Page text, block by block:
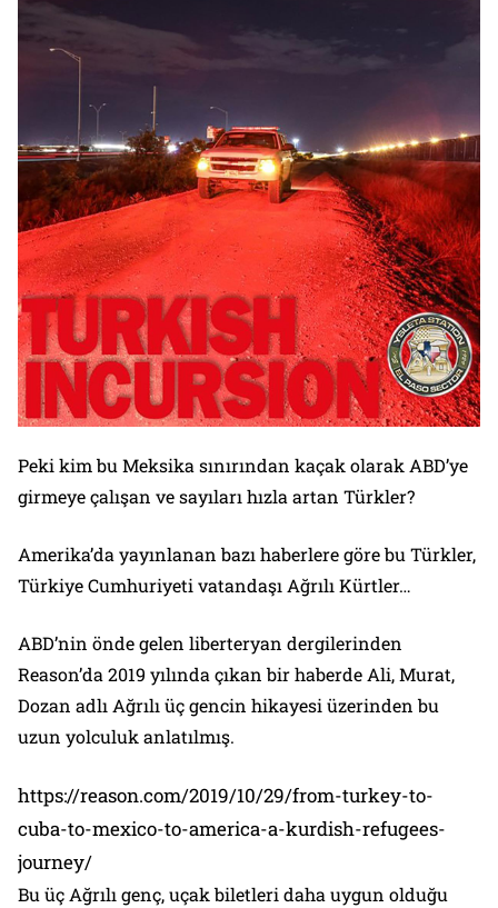
Peki kim bu Meksika sınırından kaçak olarak ABD’ye
girmeye çalışan ve sayıları hızla artan Türkler?
Amerika’da yayınlanan bazı haberlere göre bu Türkler,
Türkiye Cumhuriyeti vatandaşı Ağrılı Kürtler…
ABD’nin önde gelen liberteryan dergilerinden
Reason’da 2019 yılında çıkan bir haberde Ali, Murat,
Dozan adlı Ağrılı üç gencin hikayesi üzerinden bu
uzun yolculuk anlatılmış.
https://reason.com/2019/10/29/from-turkey-to-
cuba-to-mexico-to-america-a-kurdish-refugees-
journey/
Bu üç Ağrılı genç, uçak biletleri daha uygun olduğu